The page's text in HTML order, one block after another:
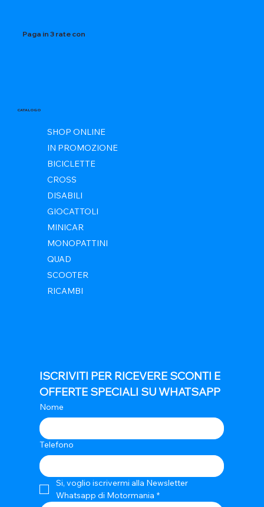
Paga in 3 rate con
CATALOGO
SHOP ONLINE
IN PROMOZIONE
BICICLETTE
CROSS
DISABILI
GIOCATTOLI
MINICAR
MONOPATTINI
QUAD
SCOOTER
RICAMBI
ISCRIVITI PER RICEVERE SCONTI E
OFFERTE SPECIALI SU WHATSAPP
Nome
Telefono
Si, voglio iscrivermi alla Newsletter
Whatsapp di Motormania *